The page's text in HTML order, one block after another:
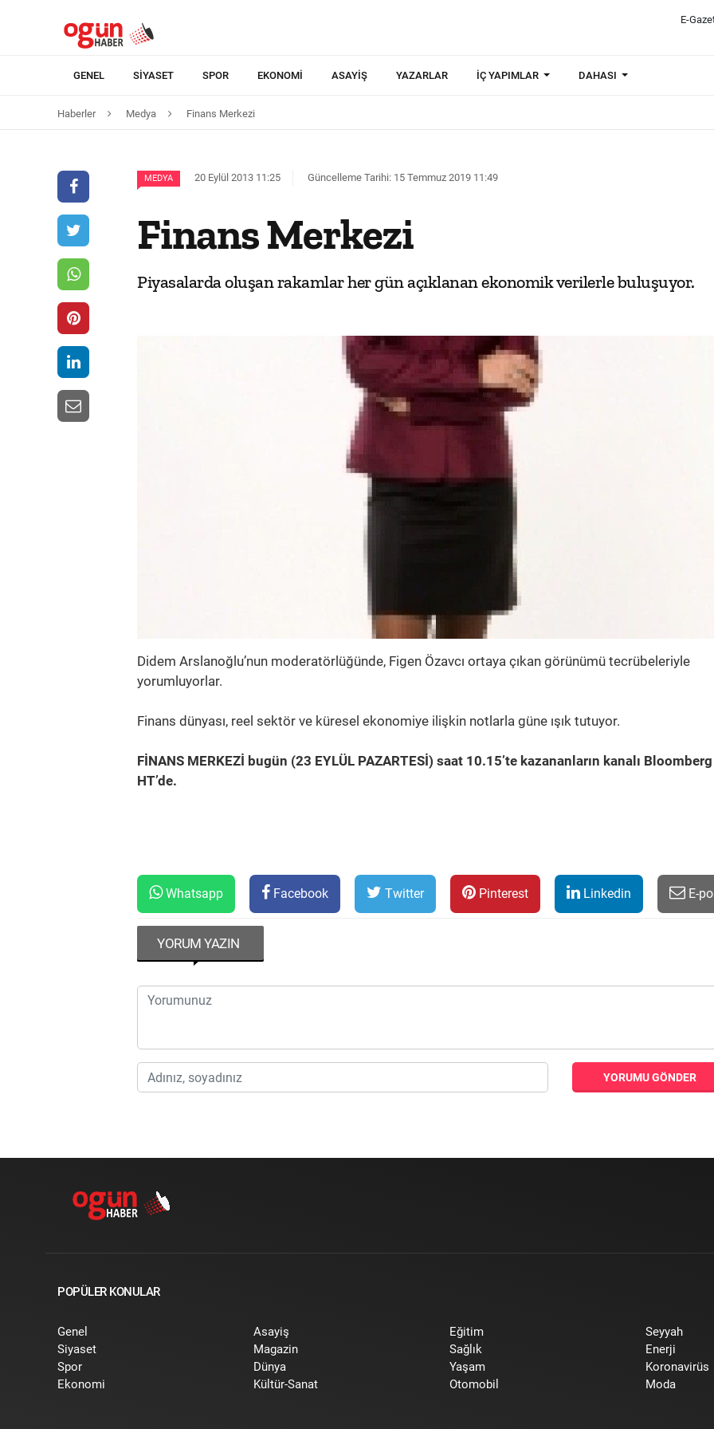
E-
GENEL SIYASET SPOR EKONOMI ASAYIŞ YAZARLAR İÇ YAPIMLAR DAHASI
Haberler Medya Finans Merkezi
MEDYA 20 Eylül 2013 11:25 Güncelleme Tarihi: 15 Temmuz 2019 11:49
Finans Merkezi
Piyasalarda oluşan rakamlar her gün açıklanan ekonomik verilerle buluşuyor.
Didem Arslanoğlu’nun moderatörlüğünde, Figen Özavcı ortaya çıkan görünümü tecrübeleriyle
yorumluyorlar.
Finans dünyası, reel sektör ve küresel ekonomiye ilişkin notlarla güne ışık tutuyor.
FİNANS MERKEZİ bugün (23 EYLÜL PAZARTESİ) saat 10.15’te kazananların kanalı Bloomberg
HT’de.
Whatsapp Facebook Twitter Pinterest Linkedin E-
YORUM YAZIN
YORUMU GÖNDER
POPÜLER KONULAR
Genel
Siyaset
Spor
Ekonomi
Asayiş
Magazin
Dünya
Kültür-Sanat
Eğitim
Sağlık
Yaşam
Otomobil
Seyyah
Enerji
Koronavirüs
Moda